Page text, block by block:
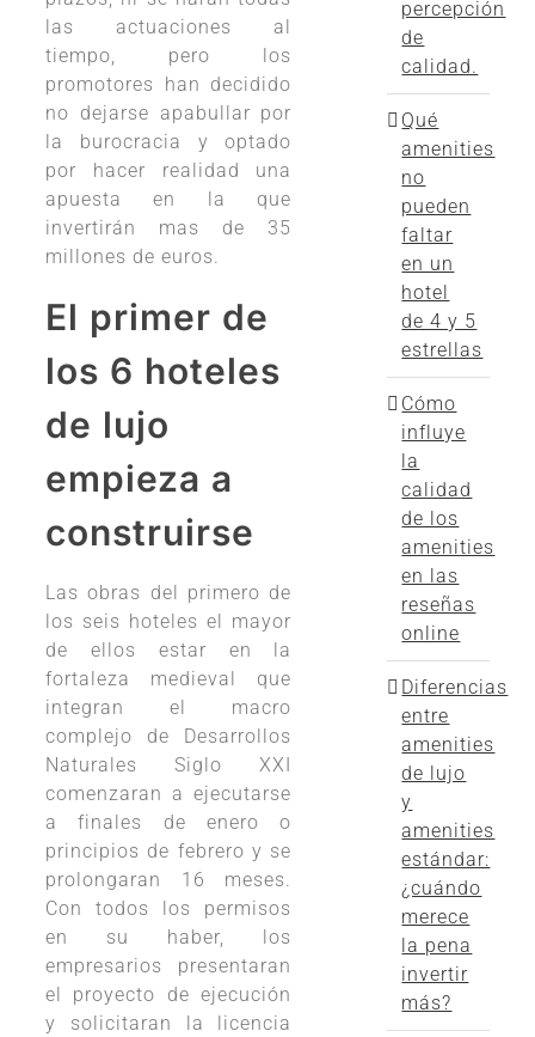
las actuaciones al
tiempo, pero los
promotores han decidido
no dejarse apabullar por
la burocracia y optado
por hacer realidad una
apuesta en la que
invertirán mas de 35
millones de euros.
El primer de
los 6 hoteles
de lujo
empieza a
construirse
Las obras del primero de
los seis hoteles el mayor
de ellos estar en la
fortaleza medieval que
integran el macro
complejo de Desarrollos
Naturales Siglo XXI
comenzaran a ejecutarse
a finales de enero o
principios de febrero y se
prolongaran 16 meses.
Con todos los permisos
en su haber, los
empresarios presentaran
el proyecto de ejecución
y solicitaran la licencia
percepción
de
calidad.
Qué
amenities
no
pueden
faltar
en un
hotel
de 4 y 5
estrellas
Cómo
influye
la
calidad
de los
amenities
en las
reseñas
online
Diferencias
entre
amenities
de lujo
y
amenities
estándar:
¿cuándo
merece
la pena
invertir
más?